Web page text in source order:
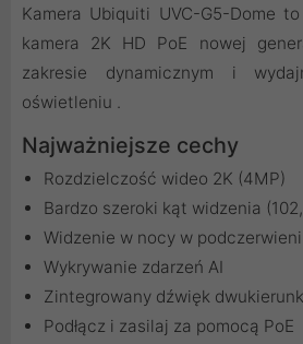
Kamera Ubiquiti UVC-G5-Dome
kamera 2K HD PoE nowej
zakresie dynamicznym i
oświetleniu .
Najważniejsze cechy
Rozdzielczość wideo 2K (4MP)
Bardzo szeroki kąt widzenia
Widzenie w nocy w podczerwieni
Wykrywanie zdarzeń AI
Zintegrowany dźwięk
Podłącz i zasilaj za pomocą PoE